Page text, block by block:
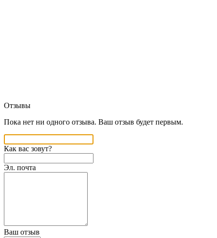
Отзывы
Пока нет ни одного отзыва. Ваш отзыв будет первым.
Как вас зовут?
Эл. почта
Ваш отзыв